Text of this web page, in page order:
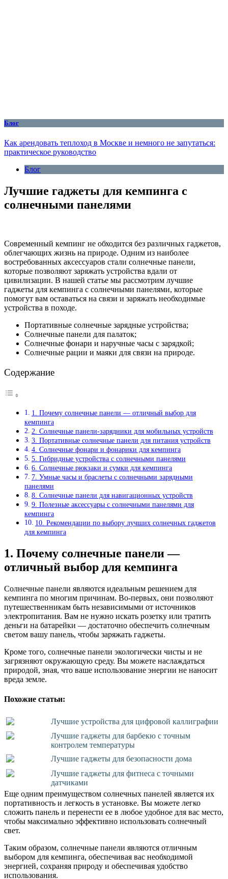
Блог
Как арендовать теплоход в Москве и немного не запутаться:
практическое руководство
Блог
Лучшие гаджеты для кемпинга с
солнечными панелями
Современный кемпинг не обходится без различных гаджетов,
облегчающих жизнь на природе. Одним из наиболее
востребованных аксессуаров стали солнечные панели,
которые позволяют заряжать устройства вдали от
цивилизации. В нашей статье мы рассмотрим лучшие
гаджеты для кемпинга с солнечными панелями, которые
помогут вам оставаться на связи и заряжать необходимые
устройства в походе.
Портативные солнечные зарядные устройства;
Солнечные панели для палаток;
Солнечные фонари и наручные часы с зарядкой;
Солнечные рации и маяки для связи на природе.
Содержание
1. Почему солнечные панели — отличный выбор для
кемпинга
2. Солнечные панели-зарядники для мобильных устройств
3. Портативные солнечные панели для питания устройств
4. Солнечные фонари и фонарики для кемпинга
5. Гибридные устройства с солнечными панелями
6. Солнечные рюкзаки и сумки для кемпинга
7. Умные часы и браслеты с солнечными зарядными
панелями
8. Солнечные панели для навигационных устройств
9. Полезные аксессуары с солнечными панелями для
кемпинга
10. Рекомендации по выбору лучших солнечных гаджетов
для кемпинга
1. Почему солнечные панели —
отличный выбор для кемпинга
Солнечные панели являются идеальным решением для
кемпинга по многим причинам. Во-первых, они позволяют
путешественникам быть независимыми от источников
электропитания. Вам не нужно искать розетку или тратить
деньги на батарейки — достаточно обеспечить солнечным
светом вашу панель, чтобы заряжать гаджеты.
Кроме того, солнечные панели экологически чисты и не
загрязняют окружающую среду. Вы можете наслаждаться
природой, зная, что ваше использование энергии не наносит
вреда земле.
Похожие статьи:
Лучшие устройства для цифровой каллиграфии
Лучшие гаджеты для барбекю с точным
контролем температуры
Лучшие гаджеты для безопасности дома
Лучшие гаджеты для фитнеса с точными
датчиками
Еще одним преимуществом солнечных панелей является их
портативность и легкость в установке. Вы можете легко
сложить панель и перенести ее в любое удобное для вас место,
чтобы максимально эффективно использовать солнечный
свет.
Таким образом, солнечные панели являются отличным
выбором для кемпинга, обеспечивая вас необходимой
энергией, сохраняя природу и обеспечивая удобство
использования.